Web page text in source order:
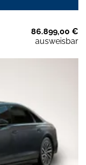
86.899,00 €
ausweisbar